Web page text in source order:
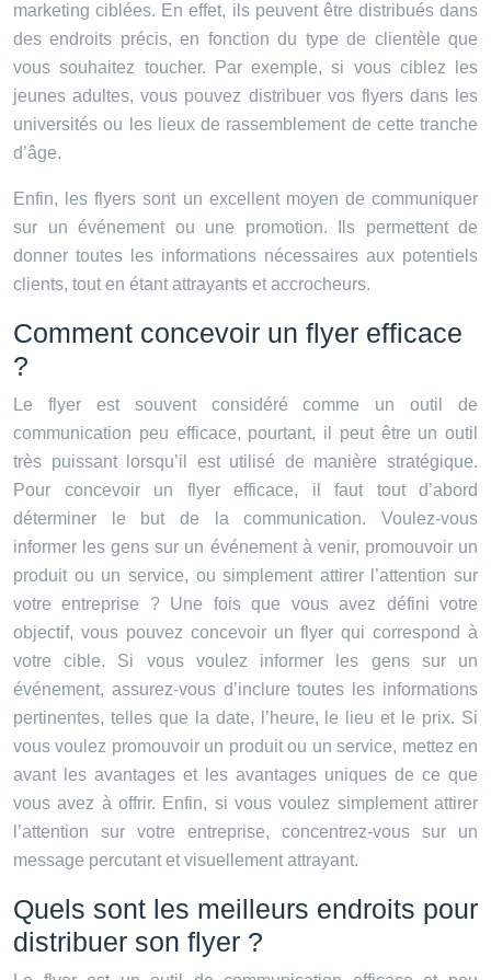
marketing ciblées. En effet, ils peuvent être distribués dans
des endroits précis, en fonction du type de clientèle que
vous souhaitez toucher. Par exemple, si vous ciblez les
jeunes adultes, vous pouvez distribuer vos flyers dans les
universités ou les lieux de rassemblement de cette tranche
d’âge.
Enfin, les flyers sont un excellent moyen de communiquer
sur un événement ou une promotion. Ils permettent de
donner toutes les informations nécessaires aux potentiels
clients, tout en étant attrayants et accrocheurs.
Comment concevoir un flyer efficace
?
Le flyer est souvent considéré comme un outil de
communication peu efficace, pourtant, il peut être un outil
très puissant lorsqu’il est utilisé de manière stratégique.
Pour concevoir un flyer efficace, il faut tout d’abord
déterminer le but de la communication. Voulez-vous
informer les gens sur un événement à venir, promouvoir un
produit ou un service, ou simplement attirer l’attention sur
votre entreprise ? Une fois que vous avez défini votre
objectif, vous pouvez concevoir un flyer qui correspond à
votre cible. Si vous voulez informer les gens sur un
événement, assurez-vous d’inclure toutes les informations
pertinentes, telles que la date, l’heure, le lieu et le prix. Si
vous voulez promouvoir un produit ou un service, mettez en
avant les avantages et les avantages uniques de ce que
vous avez à offrir. Enfin, si vous voulez simplement attirer
l’attention sur votre entreprise, concentrez-vous sur un
message percutant et visuellement attrayant.
Quels sont les meilleurs endroits pour
distribuer son flyer ?